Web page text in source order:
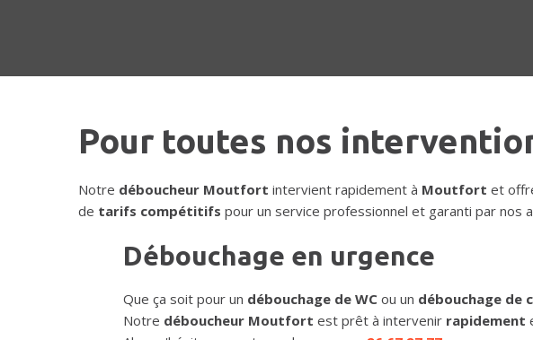
Pour toutes nos
Notre déboucheur Moutfort intervient rapidement à Moutfort et
de tarifs compétitifs pour un service professionnel et garanti par nos
Débouchage en urgence
Que ça soit pour un débouchage de WC ou un débouchage de
Notre déboucheur Moutfort est prêt à intervenir rapidement